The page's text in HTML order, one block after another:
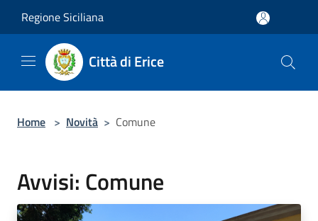
Regione Siciliana
Città di Erice
Home > Novità > Comune
Avvisi: Comune